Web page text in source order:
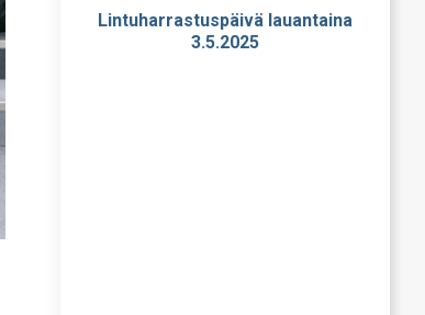
Lintuharrastuspäivä lauantaina
3.5.2025